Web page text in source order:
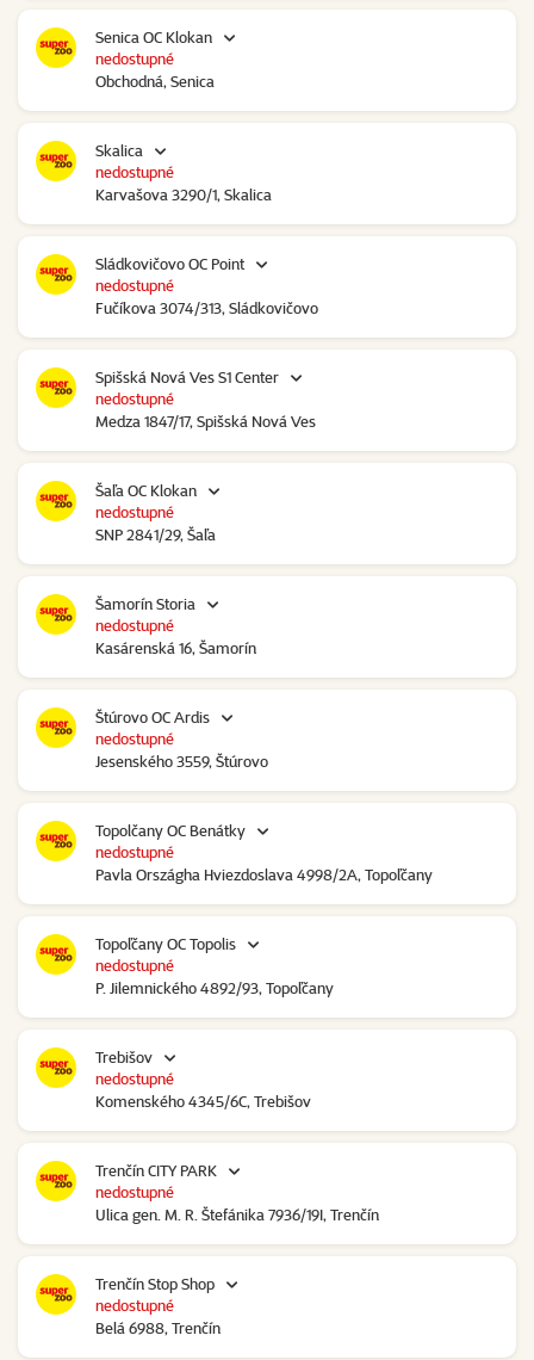
Senica OC Klokan
Obchodná, Senica
nedostupné
Skalica
Karvašova 3290/1, Skalica
nedostupné
Sládkovičovo OC Point
Fučíkova 3074/313, Sládkovičovo
nedostupné
Spišská Nová Ves S1 Center
Medza 1847/17, Spišská Nová Ves
nedostupné
Šaľa OC Klokan
SNP 2841/29, Šaľa
nedostupné
Šamorín Storia
Kasárenská 16, Šamorín
nedostupné
Štúrovo OC Ardis
Jesenského 3559, Štúrovo
nedostupné
Topolčany OC Benátky
Pavla Országha Hviezdoslava 4998/2A, Topoľčany
nedostupné
Topoľčany OC Topolis
P. Jilemnického 4892/93, Topoľčany
nedostupné
Trebišov
Komenského 4345/6C, Trebišov
nedostupné
Trenčín CITY PARK
Ulica gen. M. R. Štefánika 7936/19I, Trenčín
nedostupné
Trenčín Stop Shop
Belá 6988, Trenčín
nedostupné